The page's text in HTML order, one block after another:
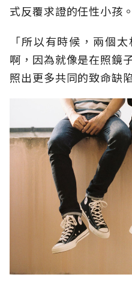
式反覆求證的任性小孩。
「所以有時候，兩個
啊，因為就像是在照鏡
照出更多共同的致命缺